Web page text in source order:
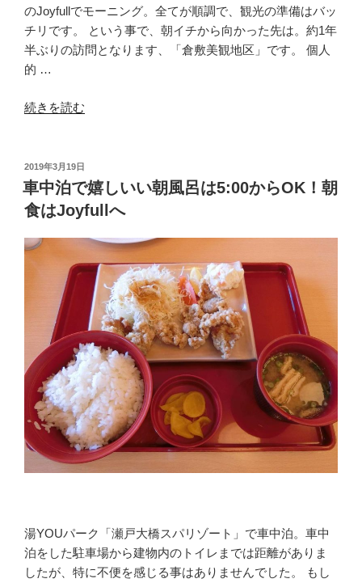
の
のJoyfullでモーニング。全てが順調で、観光の準備はバッ
チリです。 という事で、朝イチから向かった先は。約1年
半ぶりの訪問となります、「倉敷美観地区」です。 個人
的 …
“人
光
地
を
朝
イ
チ
む！
倉
美
観
地
区
蠣
ま
ん”
続きを読む
投
稿
日:
2019年3月19日
車中泊で嬉しいい朝風呂は5:00からOK！朝
食はJoyfullへ
湯YOUパーク「瀬戸大橋スパリゾート」で車中泊。車中
泊をした駐車場から建物内のトイレまでは距離がありま
したが、特に不便を感じる事はありませんでした。 もし